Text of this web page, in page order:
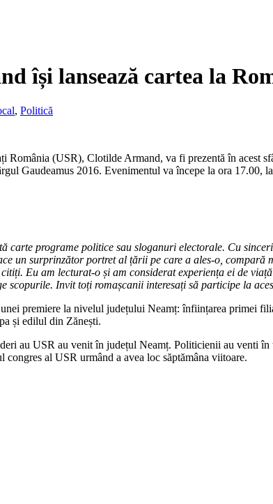
își lansează cartea la
, Politică
România (USR), Clotilde Armand, va fi prezentă în acest
Gaudeamus 2016. Evenimentul va începe la ora
carte programe politice sau sloganuri electorale. Cu
un surprinzător portret al țării pe care a ales-o,
Eu am lecturat-o și am considerat experiența ei de
scopurile. Invit toți romașcanii interesați să participe la
unei premiere la nivelul județului Neamț: înființarea primei
și edilul din Zănești.
au USR au venit în județul Neamț. Politicienii au venti
congres al USR urmând a avea loc săptămâna viitoare.